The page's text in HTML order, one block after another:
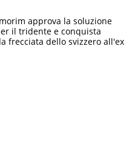
approva la soluzione
il tridente e conquista
frecciata dello svizzero all'ex